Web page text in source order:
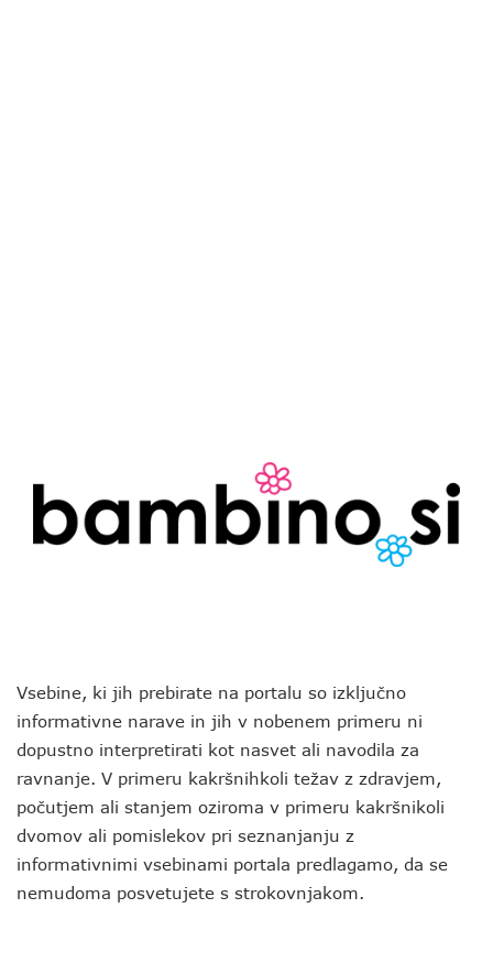
Vsebine, ki jih prebirate na portalu so izključno
informativne narave in jih v nobenem primeru ni
dopustno interpretirati kot nasvet ali navodila za
ravnanje. V primeru kakršnihkoli težav z zdravjem,
počutjem ali stanjem oziroma v primeru kakršnikoli
dvomov ali pomislekov pri seznanjanju z
informativnimi vsebinami portala predlagamo, da se
nemudoma posvetujete s strokovnjakom.